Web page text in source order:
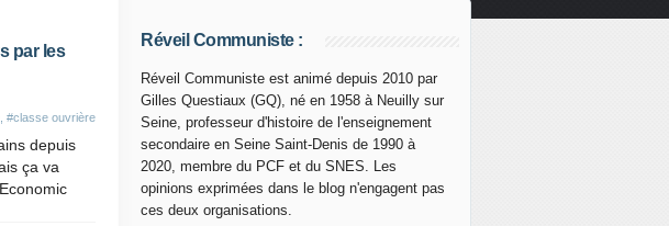
par les
#classe ouvrière
depuis
ça va
Réveil Communiste :
Réveil Communiste est animé depuis 2010 par
Gilles Questiaux (GQ), né en 1958 à Neuilly sur
Seine, professeur d'histoire de l'enseignement
secondaire en Seine Saint-Denis de 1990 à
2020, membre du PCF et du SNES. Les
opinions exprimées dans le blog n'engagent pas
ces deux organisations.